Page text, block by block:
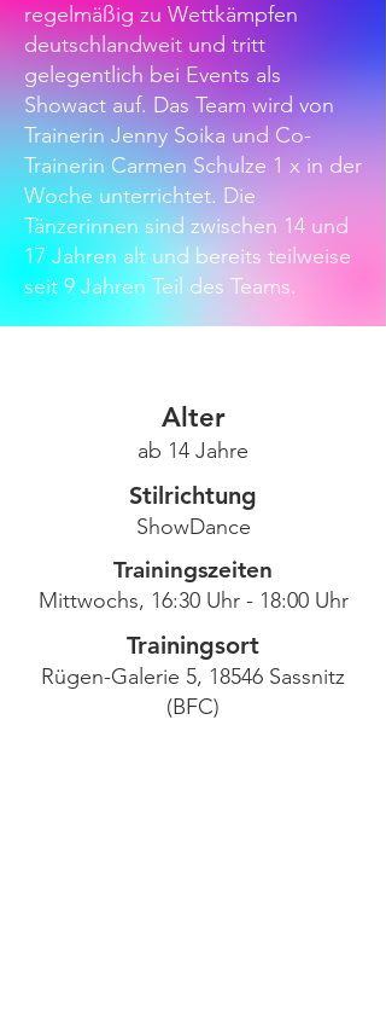
regelmäßig zu Wettkämpfen
deutschlandweit und tritt
gelegentlich bei Events als
Showact auf. Das Team wird von
Trainerin Jenny Soika und Co-
Trainerin Carmen Schulze 1 x in der
Woche unterrichtet. Die
Tänzerinnen sind zwischen 14 und
17 Jahren alt und bereits teilweise
seit 9 Jahren Teil des Teams.
Alter
ab 14 Jahre
Stilrichtung
ShowDance
Trainingszeiten
Mittwochs, 16:30 Uhr - 18:00 Uhr
Trainingsort
Rügen-Galerie 5, 18546 Sassnitz
(BFC)